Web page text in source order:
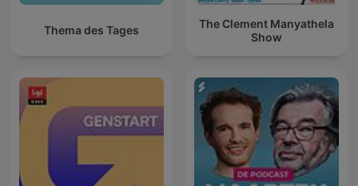
Thema des Tages
The Clement Manyathela
Show